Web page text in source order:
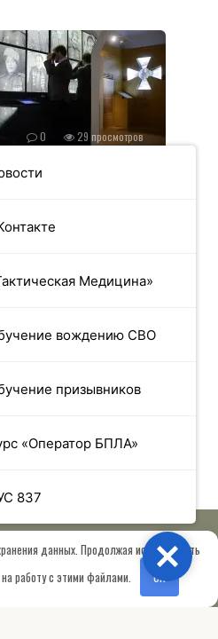
0 29 просмотров
Отечества:
праздника
0 24 просмотров
французскую
ГРУ имени Героя РФ
организации
данных. Продолжая использовать
работу с этими файлами.
OK
Медицина»
вождению СВО
призывников
«Оператор БПЛА»
837
Close